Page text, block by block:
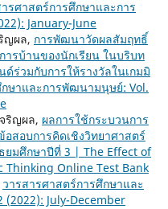
รศาสตร์การศึกษาและการ
January-June
ญผล, การพัฒนาวัดผลสัมฤทธิ์
ารบ้านของนักเรียน ในบริบท
ร่วมกับการให้รางวัลในเกมมิ
ษาและการพัฒนามนุษย์: Vol.
ริญผล, ผลการใช้กระบวนการ
สอบการคิดเชิงวิทยาศาสตร์
มศึกษาปีที่ 3 | The Effect of
Online Test Bank
วารสารศาสตร์การศึกษาและ
July-December